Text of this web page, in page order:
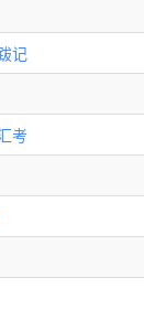
记
考